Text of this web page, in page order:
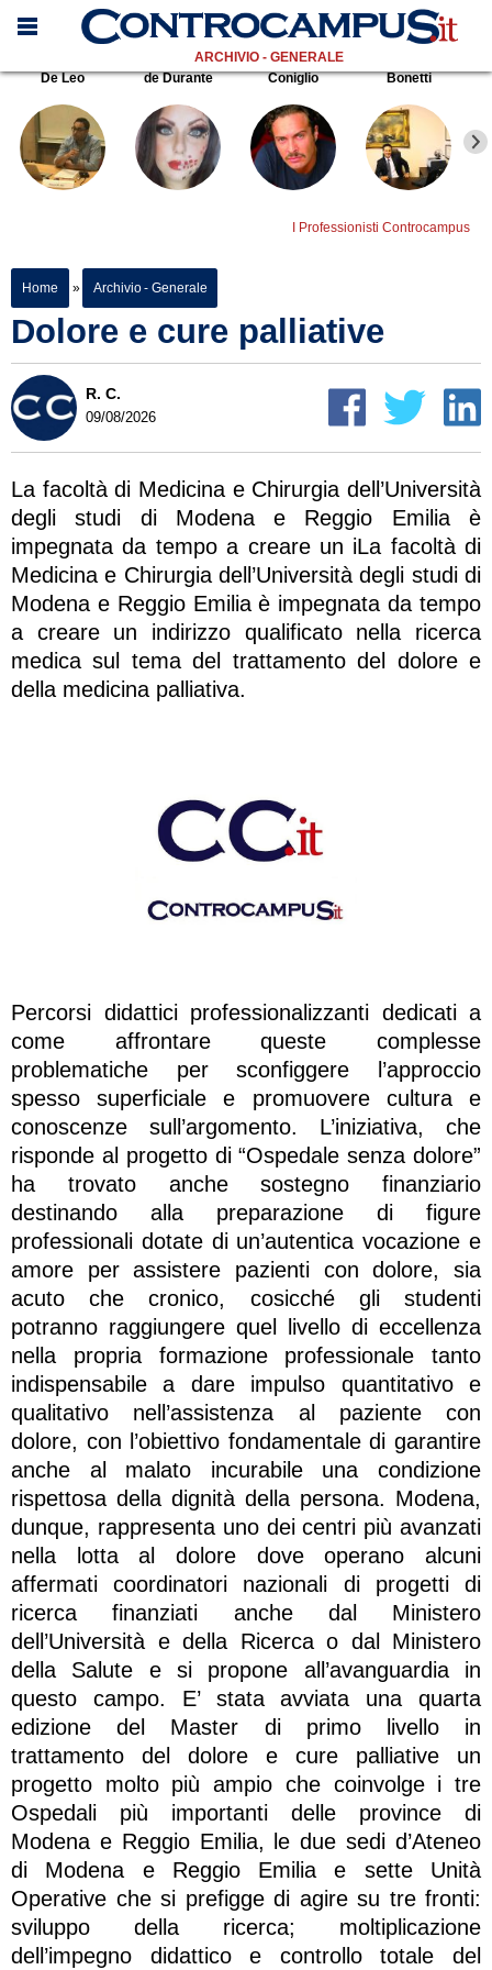
ARCHIVIO - GENERALE
De Leo
de Durante Coniglio Bonetti
I Professionisti Controcampus
Home » Archivio - Generale
Dolore e cure palliative
R. C.
09/08/2026
La facoltà di Medicina e Chirurgia dell’Università
degli studi di Modena e Reggio Emilia è
impegnata da tempo a creare un iLa facoltà di
Medicina e Chirurgia dell’Università degli studi di
Modena e Reggio Emilia è impegnata da tempo
a creare un indirizzo qualificato nella ricerca
medica sul tema del trattamento del dolore e
della medicina palliativa.
Percorsi didattici professionalizzanti dedicati a
come affrontare queste complesse
problematiche per sconfiggere l’approccio
spesso superficiale e promuovere cultura e
conoscenze sull’argomento. L’iniziativa, che
risponde al progetto di “Ospedale senza dolore”
ha trovato anche sostegno finanziario
destinando alla preparazione di figure
professionali dotate di un’autentica vocazione e
amore per assistere pazienti con dolore, sia
acuto che cronico, cosicché gli studenti
potranno raggiungere quel livello di eccellenza
nella propria formazione professionale tanto
indispensabile a dare impulso quantitativo e
qualitativo nell’assistenza al paziente con
dolore, con l’obiettivo fondamentale di garantire
anche al malato incurabile una condizione
rispettosa della dignità della persona. Modena,
dunque, rappresenta uno dei centri più avanzati
nella lotta al dolore dove operano alcuni
affermati coordinatori nazionali di progetti di
ricerca finanziati anche dal Ministero
dell’Università e della Ricerca o dal Ministero
della Salute e si propone all’avanguardia in
questo campo. E’ stata avviata una quarta
edizione del Master di primo livello in
trattamento del dolore e cure palliative un
progetto molto più ampio che coinvolge i tre
Ospedali più importanti delle province di
Modena e Reggio Emilia, le due sedi d’Ateneo
di Modena e Reggio Emilia e sette Unità
Operative che si prefigge di agire su tre fronti:
sviluppo della ricerca; moltiplicazione
dell’impegno didattico e controllo totale del